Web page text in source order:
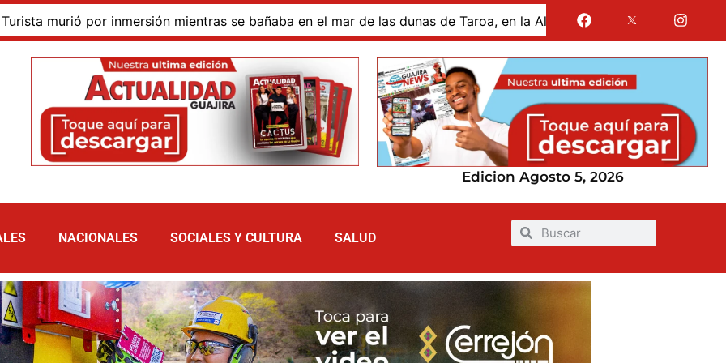
inmersión mientras se bañaba en el mar de las dunas de Taroa, en la Alta Guajira Gases de La Guajira
Edicion Agosto 5, 2026
NACIONALES SOCIALES Y CULTURA SALUD